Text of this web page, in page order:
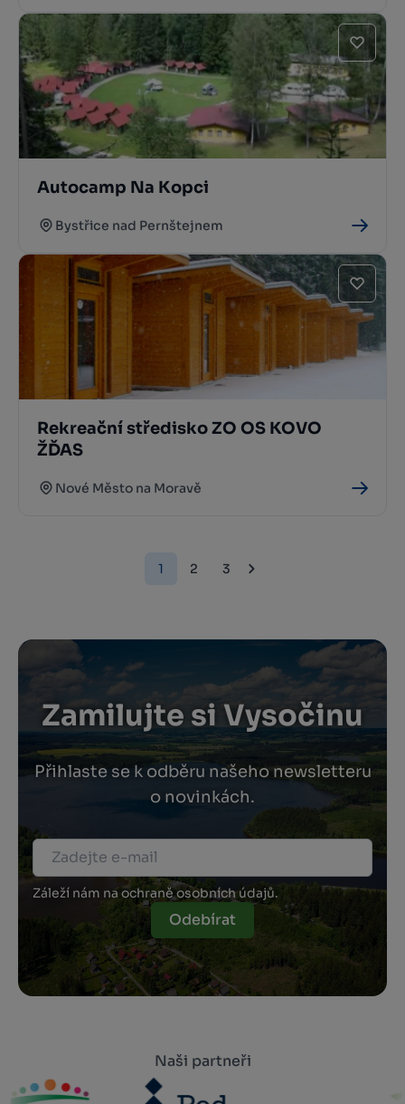
Autocamp Na Kopci
Bystřice nad Pernštejnem
Rekreační středisko ZO OS KOVO
ŽĎAS
Nové Město na Moravě
1 2 3
Zamilujte si Vysočinu
Přihlaste se k odběru našeho newsletteru
o novinkách.
Záleží nám na ochraně osobních údajů.
Odebírat
Naši partneři